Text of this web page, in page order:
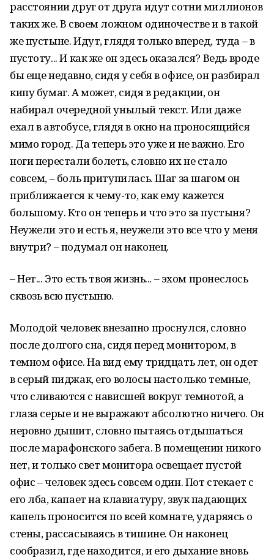
расстоянии друг от друга идут сотни миллионов
таких же. В своем ложном одиночестве и в такой
же пустыне. Идут, глядя только вперед, туда – в
пустоту... И как же он здесь оказался? Ведь вроде
бы еще недавно, сидя у себя в офисе, он разбирал
кипу бумаг. А может, сидя в редакции, он
набирал очередной унылый текст. Или даже
ехал в автобусе, глядя в окно на проносящийся
мимо город. Да теперь это уже и не важно. Его
ноги перестали болеть, словно их не стало
совсем, – боль притупилась. Шаг за шагом он
приближается к чему-то, как ему кажется
большому. Кто он теперь и что это за пустыня?
Неужели это и есть я, неужели это все что у меня
внутри? – подумал он наконец.
– Нет... Это есть твоя жизнь... – эхом пронеслось
сквозь всю пустыню.
Молодой человек внезапно проснулся, словно
после долгого сна, сидя перед монитором, в
темном офисе. На вид ему тридцать лет, он одет
в серый пиджак, его волосы настолько темные,
что сливаются с нависшей вокруг темнотой, а
глаза серые и не выражают абсолютно ничего. Он
неровно дышит, словно пытаясь отдышаться
после марафонского забега. В помещении никого
нет, и только свет монитора освещает пустой
офис – человек здесь совсем один. Пот стекает с
его лба, капает на клавиатуру, звук падающих
капель проносится по всей комнате, ударяясь о
стены, рассасываясь в тишине. Он наконец
сообразил, где находится, и его дыхание вновь